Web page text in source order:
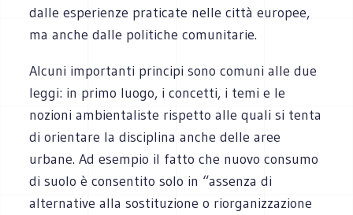
dalle esperienze praticate nelle città europee,
ma anche dalle politiche comunitarie.
Alcuni importanti principi sono comuni alle due
leggi: in primo luogo, i concetti, i temi e le
nozioni ambientaliste rispetto alle quali si tenta
di orientare la disciplina anche delle aree
urbane. Ad esempio il fatto che nuovo consumo
di suolo è consentito solo in “assenza di
alternative alla sostituzione o riorganizzazione